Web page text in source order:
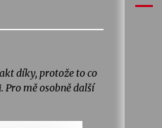
díky, protože to co
Pro mě osobně další